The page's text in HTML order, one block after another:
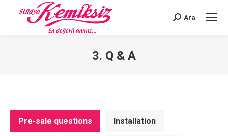
Search:
Ara
3. Q & A
Pre-sale questions Installation